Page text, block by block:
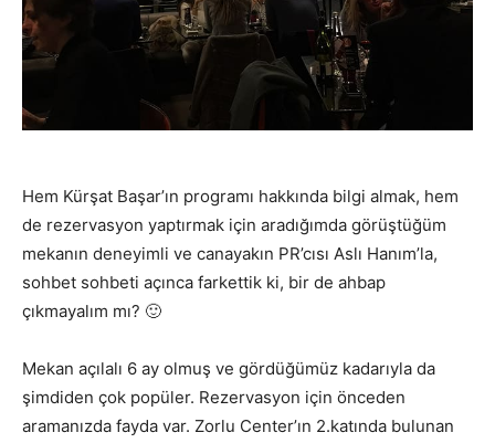
Hem Kürşat Başar’ın programı hakkında bilgi almak, hem
de rezervasyon yaptırmak için aradığımda görüştüğüm
mekanın deneyimli ve canayakın PR’cısı Aslı Hanım’la,
sohbet sohbeti açınca farkettik ki, bir de ahbap
çıkmayalım mı? 🙂
Mekan açılalı 6 ay olmuş ve gördüğümüz kadarıyla da
şimdiden çok popüler. Rezervasyon için önceden
aramanızda fayda var. Zorlu Center’ın 2.katında bulunan